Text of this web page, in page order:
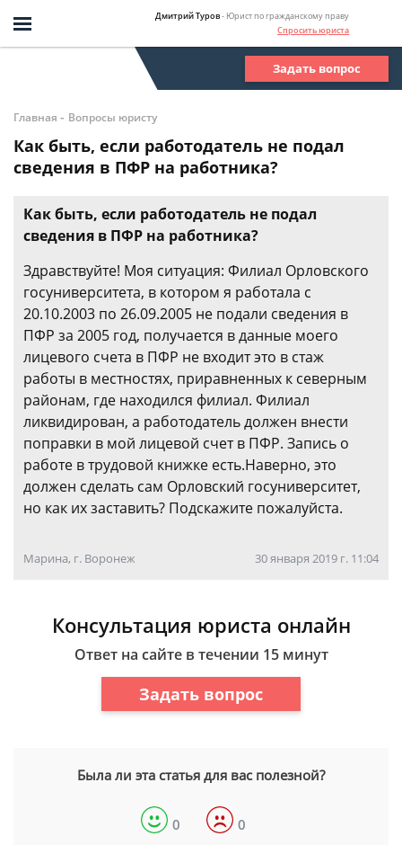
Дмитрий Туров- Юрист по гражданскому праву
Спросить юриста
Задать вопрос
Главная - Вопросы юристу
Как быть, если работодатель не подал
сведения в ПФР на работника?
Как быть, если работодатель не подал
сведения в ПФР на работника?
Здравствуйте! Моя ситуация: Филиал Орловского
госуниверситета, в котором я работала с
20.10.2003 по 26.09.2005 не подали сведения в
ПФР за 2005 год, получается в данные моего
лицевого счета в ПФР не входит это в стаж
работы в местностях, приравненных к северным
районам, где находился филиал. Филиал
ликвидирован, а работодатель должен внести
поправки в мой лицевой счет в ПФР. Запись о
работе в трудовой книжке есть.Наверно, это
должен сделать сам Орловский госуниверситет,
но как их заставить? Подскажите пожалуйста.
Марина, г. Воронеж 30 января 2019 г. 11:04
Консультация юриста онлайн
Ответ на сайте в течении 15 минут
Задать вопрос
Была ли эта статья для вас полезной?
0 0